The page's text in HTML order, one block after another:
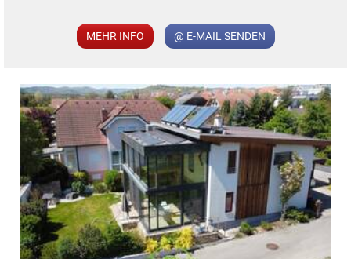
MEHR INFO @ E-MAIL SENDEN